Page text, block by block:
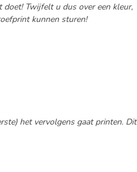
doet! Twijfelt u dus over een kleur,
kunnen sturen!
het vervolgens gaat printen. Dit